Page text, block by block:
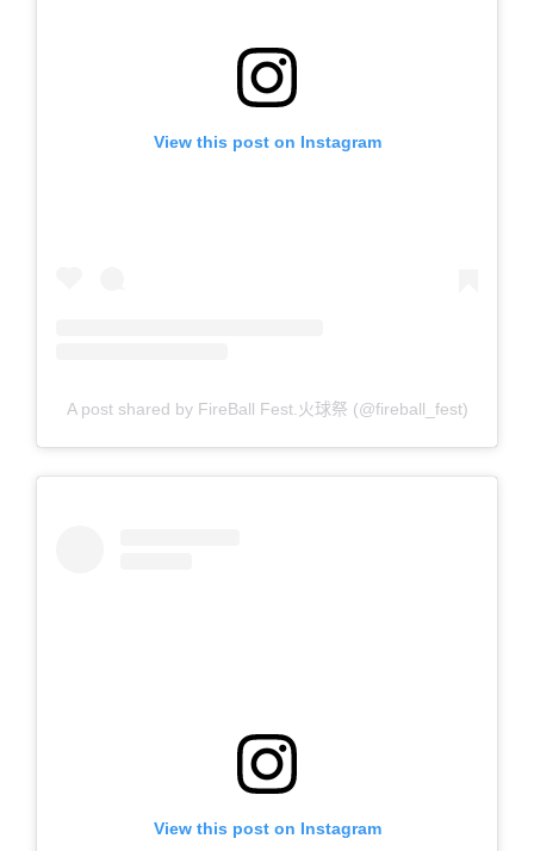
View this post on Instagram
A post shared by FireBall Fest.火球祭 (@fireball_fest)
View this post on Instagram